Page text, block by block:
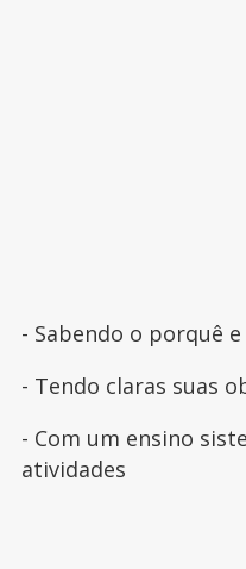
- Sabendo o porquê
- Tendo claras suas
- Com um ensino
atividades